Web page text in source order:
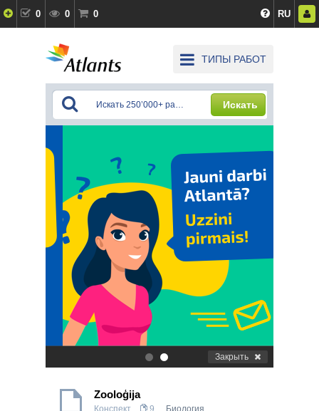
0 0 0 RU
ТИПЫ РАБОТ
Искать
. Закрыть
Zooloģija
Конспект 9 Биология